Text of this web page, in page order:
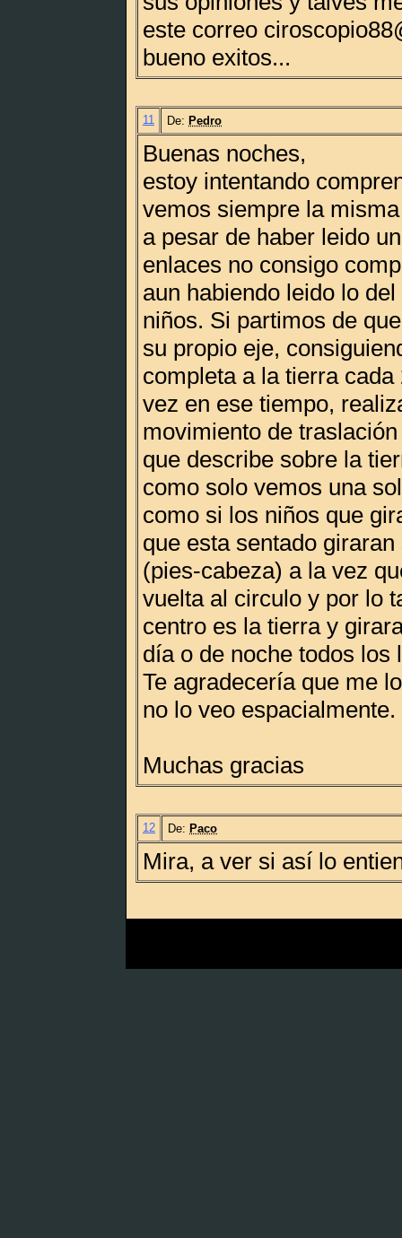
este correo
bueno exitos...
11 De: Pedro
Buenas noches,
estoy intentando
vemos siempre la
a pesar de haber leido
enlaces no consigo
aun habiendo leido lo
niños. Si partimos de
su propio eje,
completa a la tierra
vez en ese tiempo,
movimiento de
que describe sobre la
como solo vemos una
como si los niños que
que esta sentado
(pies-cabeza) a la vez
vuelta al circulo y por lo
centro es la tierra y
día o de noche todos los
Te agradecería que me
no lo veo espacialmente.
Muchas gracias
12 De: Paco
Mira, a ver si así lo